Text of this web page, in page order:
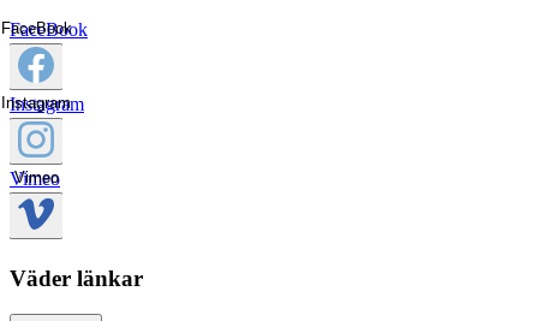
FaceBook
FaceBook
Instagram
Instagram
Vimeo
Vimeo
Väder länkar